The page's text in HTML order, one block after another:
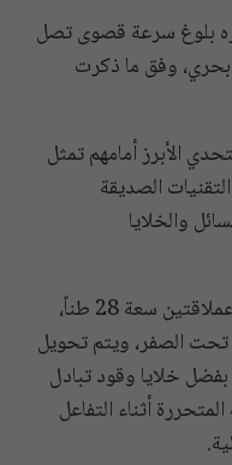
بلوغ سرعة قصوى تصل
ضمن مسافة 3750 ميل بحري، وفق ما ذكرت
الأبرز أمامهم تمثل
الصديقة
والخلايا
وسيعتمد اليخت على وحدتي تخزين عملاقتين سعة 28 طناً،
يتم حفضها في درجة حرارة تبلغ 253 تحت الصفر، ويتم تحويل
خلايا وقود تبادل
أثناء التفاعل